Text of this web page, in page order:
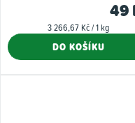
49
Měrná
3 266,67 Kč / 1 kg
DO KOŠÍKU